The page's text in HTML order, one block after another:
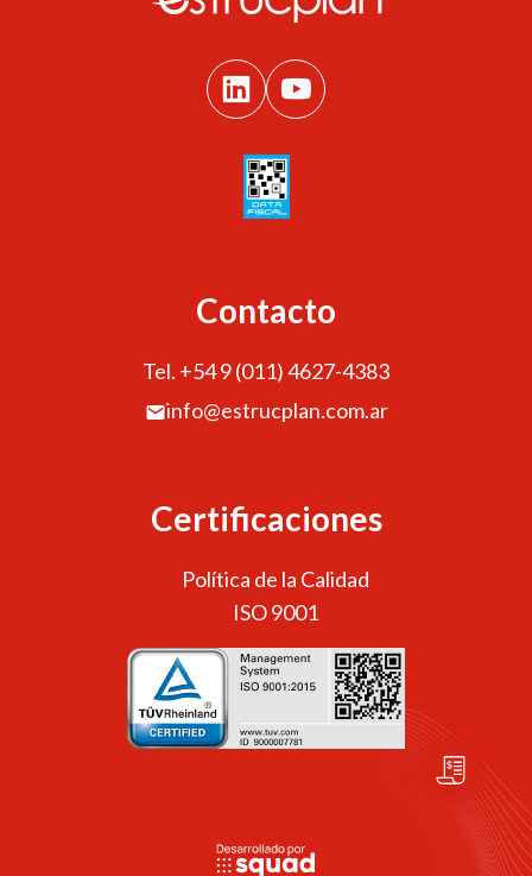
Contacto
Tel. +54 9 (011) 4627-4383
info@estrucplan.com.ar
Certificaciones
Política de la Calidad
ISO 9001